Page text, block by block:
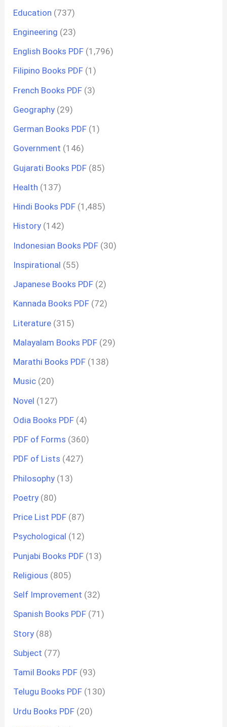
Education (737)
Engineering (23)
English Books PDF (1,796)
Filipino Books PDF (1)
French Books PDF (3)
Geography (29)
German Books PDF (1)
Government (146)
Gujarati Books PDF (85)
Health (137)
Hindi Books PDF (1,485)
History (142)
Indonesian Books PDF (30)
Inspirational (55)
Japanese Books PDF (2)
Kannada Books PDF (72)
Literature (315)
Malayalam Books PDF (29)
Marathi Books PDF (138)
Music (20)
Novel (127)
Odia Books PDF (4)
PDF of Forms (360)
PDF of Lists (427)
Philosophy (13)
Poetry (80)
Price List PDF (87)
Psychological (12)
Punjabi Books PDF (13)
Religious (805)
Self Improvement (32)
Spanish Books PDF (71)
Story (88)
Subject (77)
Tamil Books PDF (93)
Telugu Books PDF (130)
Urdu Books PDF (20)